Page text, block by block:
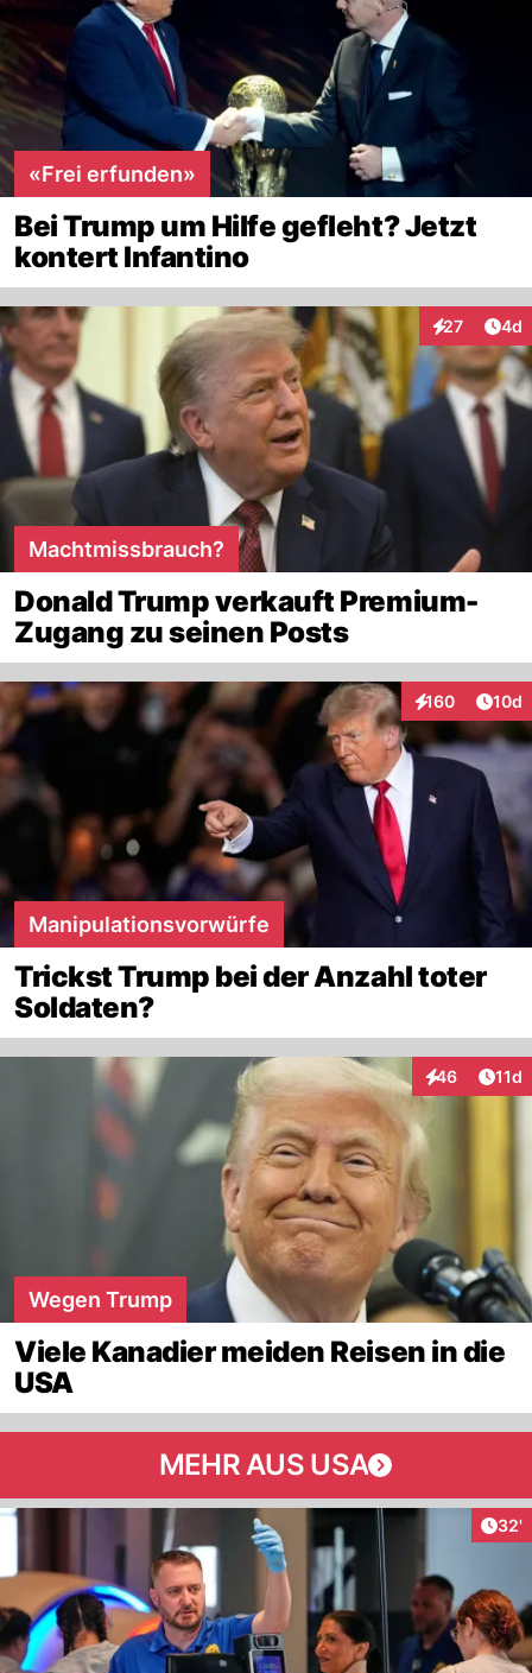
«Frei erfunden»
Bei Trump um Hilfe gefleht? Jetzt
kontert Infantino
27
Interaktionen
4d
Machtmissbrauch?
Donald Trump verkauft Premium-
Zugang zu seinen Posts
160
Interaktionen
10d
Manipulationsvorwürfe
Trickst Trump bei der Anzahl toter
Soldaten?
46
Interaktionen
11d
Wegen Trump
Viele Kanadier meiden Reisen in die
USA
MEHR AUS USA
32'